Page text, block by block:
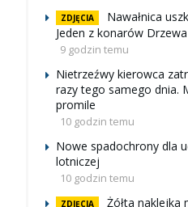
ZDJĘCIA
Nawałnica
Jeden z konarów
9 godzin temu
Nietrzeźwy kierowca
razy tego samego dnia.
promile
10 godzin temu
Nowe spadochrony dla
lotniczej
10 godzin temu
ZDJĘCIA Żółta naklejka